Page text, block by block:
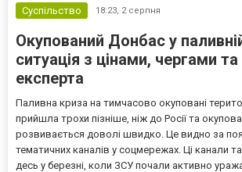
Суспільство 18:23, 2 серпня
Окупований Донбас у
ситуація з цінами, чергами
експерта
Паливна криза на тимчасово окуповані
прийшла трохи пізніше, ніж до Росії та
розвивається доволі швидко. Це видно за
тематичних каналів у соцмережах. Ці канали
десь у березні, коли ЗСУ почали активно